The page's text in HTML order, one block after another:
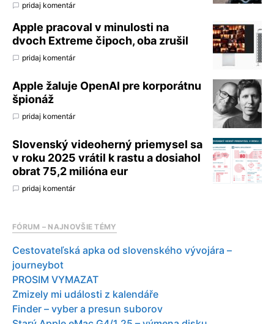
pridaj komentár
Apple pracoval v minulosti na
dvoch Extreme čipoch, oba zrušil
pridaj komentár
Apple žaluje OpenAI pre korporátnu
špionáž
pridaj komentár
Slovenský videoherný priemysel sa
v roku 2025 vrátil k rastu a dosiahol
obrat 75,2 milióna eur
pridaj komentár
FÓRUM – NAJNOVŠIE TÉMY
Cestovateľská apka od slovenského vývojára –
journeybot
PROSIM VYMAZAT
Zmizely mi události z kalendáře
Finder – vyber a presun suborov